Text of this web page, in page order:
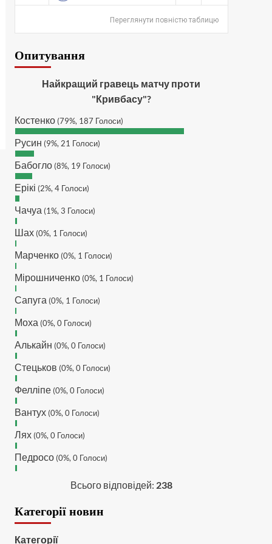
SVAT :Hatsyk, Куди можна
написати в особисті пару
можна на сайт скинути
криптою ltc?
Hatsyk:SVAT, телеграм,
пошта, вайбер, будь де) що
підходить? зараз скину.
SVAT :Hatsyk, Якщо зручно,
то завтра напишу в
інстаграм
Hatsyk : SVAT, без проблем
SVAT :
обмеження кинув в ТГ
DJGycle :Tamada
Makiavelli :
Всім привіт!
живий)
MaRiO :Трансфери такі шо
слів нема....все йде до
чергового провалу 🙁
на сайті. Вірю що чат і сайт
загалом буде ще
активніший з часом)
Hatsyk:Та Кузик ще ок, а
для перспективи, хз хз
SVAT : На завтра планують
Минаєм
si=GU46Q4zlJQd2L-W8
триває опитування)
Hatsyk А як зробити
посилання?
:В чаті? У вікні URL
Переглянути повністю таблицю
Опитування
Найкращий гравець матчу проти
"Кривбасу"?
Костенко (79%, 187 Голоси)
Русин (9%, 21 Голоси)
Бабогло (8%, 19 Голоси)
Ерікі (2%, 4 Голоси)
Чачуа (1%, 3 Голоси)
Шах (0%, 1 Голоси)
Марченко (0%, 1 Голоси)
Мірошниченко (0%, 1 Голоси)
Сапуга (0%, 1 Голоси)
Моха (0%, 0 Голоси)
Алькайн (0%, 0 Голоси)
Стецьков (0%, 0 Голоси)
Фелліпе (0%, 0 Голоси)
Вантух (0%, 0 Голоси)
Лях (0%, 0 Голоси)
Педросо (0%, 0 Голоси)
Всього відповідей: 238
Категорії новин
Категорії